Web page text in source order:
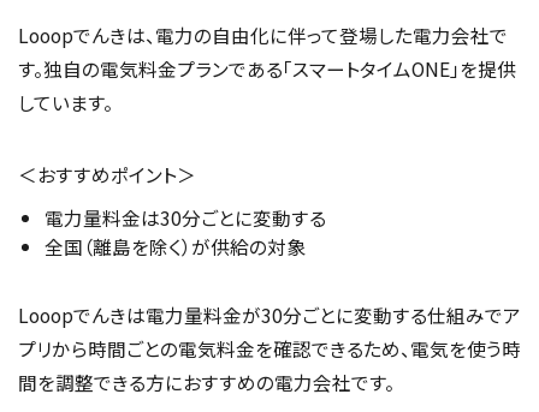
Looopでんきは、電力の自由化に伴って登場した電力会社で
す。独自の電気料金プランである「スマートタイムONE」を提供
しています。
＜おすすめポイント＞
電力量料金は30分ごとに変動する
全国（離島を除く）が供給の対象
Looopでんきは電力量料金が30分ごとに変動する仕組みでア
プリから時間ごとの電気料金を確認できるため、電気を使う時
間を調整できる方におすすめの電力会社です。